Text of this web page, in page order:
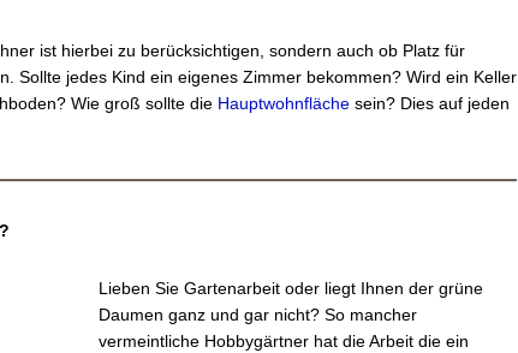
ist hierbei zu berücksichtigen, sondern auch ob Platz für
Sollte jedes Kind ein eigenes Zimmer bekommen? Wird ein Keller
Wie groß sollte die Hauptwohnfläche sein? Dies auf jeden
Lieben Sie Gartenarbeit oder liegt Ihnen der grüne
Daumen ganz und gar nicht? So mancher
vermeintliche Hobbygärtner hat die Arbeit die ein